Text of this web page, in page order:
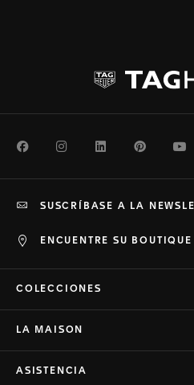
FacebookInstagramLinkedInPinterest
ENCUENTRE SU
SUSCRÍBASE A LA
COLECCIONES
LA MAISON
ASISTENCIA